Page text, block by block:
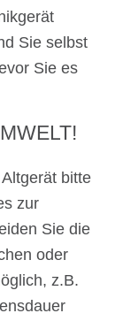
Sie selbst
Sie es
bitte
zur
Sie die
oder
z.B.